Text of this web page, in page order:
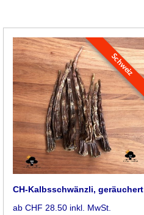
Schweiz
CH-Kalbsschwänzli, geräuchert
ab CHF 28.50 inkl. MwSt.